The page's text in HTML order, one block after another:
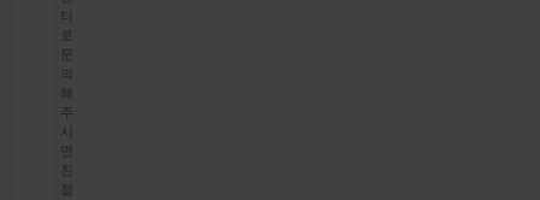
터
로
문
의
해
주
시
면
친
절